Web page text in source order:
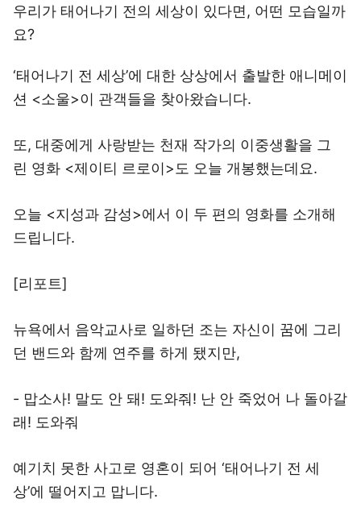
우리가 태어나기 전의 세상이 있다면, 어떤 모습일까
요?
‘태어나기 전 세상’에 대한 상상에서 출발한 애니메이
션 <소울>이 관객들을 찾아왔습니다.
또, 대중에게 사랑받는 천재 작가의 이중생활을 그
린 영화 <제이티 르로이>도 오늘 개봉했는데요.
오늘 <지성과 감성>에서 이 두 편의 영화를 소개해
드립니다.
[리포트]
뉴욕에서 음악교사로 일하던 조는 자신이 꿈에 그리
던 밴드와 함께 연주를 하게 됐지만,
- 맙소사! 말도 안 돼! 도와줘! 난 안 죽었어 나 돌아갈
래! 도와줘
예기치 못한 사고로 영혼이 되어 ‘태어나기 전 세
상’에 떨어지고 맙니다.